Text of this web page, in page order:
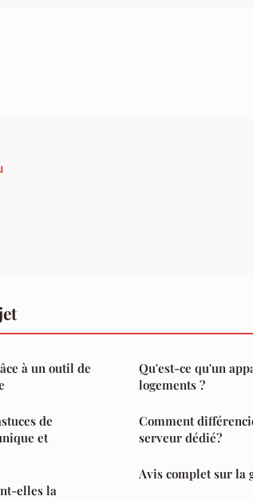
à un outil de
de
et
elles la
Qu'est-ce qu'un
logements ?
Comment
serveur dédié?
Avis complet sur la